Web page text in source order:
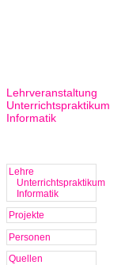
Lehrveranstaltung
Unterrichtspraktikum
Informatik
Lehre
Unterrichtspraktikum
Informatik
Projekte
Personen
Quellen